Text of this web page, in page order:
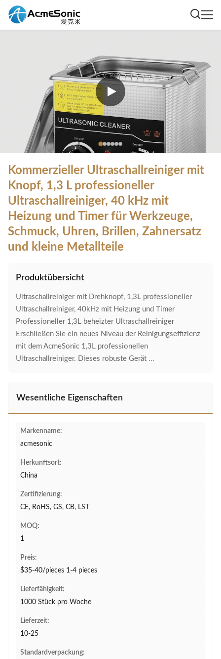
Kommerzieller Ultraschallreiniger mit
Knopf, 1,3 L professioneller
Ultraschallreiniger, 40 kHz mit
Heizung und Timer für Werkzeuge,
Schmuck, Uhren, Brillen, Zahnersatz
und kleine Metallteile
Produktübersicht
Ultraschallreiniger mit Drehknopf, 1,3L professioneller
Ultraschallreiniger, 40kHz mit Heizung und Timer
Professioneller 1,3L beheizter Ultraschallreiniger
Erschließen Sie ein neues Niveau der Reinigungseffizienz
mit dem AcmeSonic 1,3L professionellen
Ultraschallreiniger. Dieses robuste Gerät ...
Wesentliche Eigenschaften
Markenname:
acmesonic
Herkunftsort:
China
Zertifizierung:
CE, RoHS, GS, CB, LST
MOQ:
1
Preis:
$35-40/pieces 1-4 pieces
Lieferfähigkeit:
1000 Stück pro Woche
Lieferzeit:
10-25
Standardverpackung: